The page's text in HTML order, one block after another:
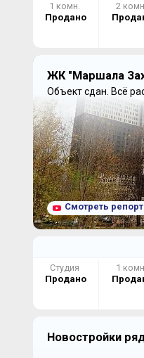
1 комн.
Продано
2
ЖК "Маршала
Объект сдан. Всё
Смотреть
Студия
Продано
1
Новостройки